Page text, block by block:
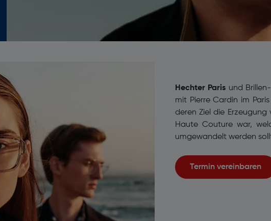
Hechter Paris und
mit Pierre Cardin im
deren Ziel die
Haute Couture war,
umgewandelt werden
Termin vereinbaren